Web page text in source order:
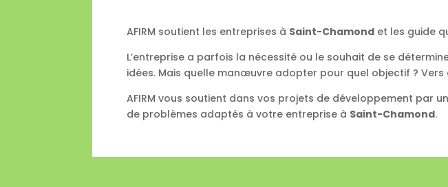
AFIRM soutient les entreprises à Saint-Chamond et les guide
L’entreprise a parfois la nécessité ou le souhait de se
idées. Mais quelle manœuvre adopter pour quel objectif ?
AFIRM vous soutient dans vos projets de développement par
de problèmes adaptés à votre entreprise à Saint-Chamond.